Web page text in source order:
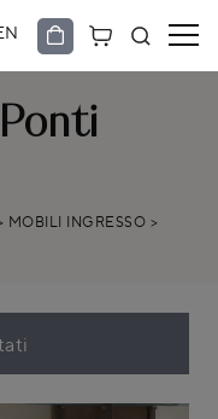
MOBILI INGRESSO >